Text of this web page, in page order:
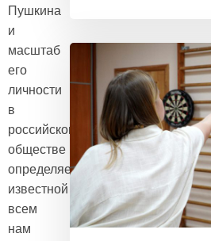
Пушкина
и
масштаб
его
личности
в
российском
обществе
определяется
известной
всем
нам